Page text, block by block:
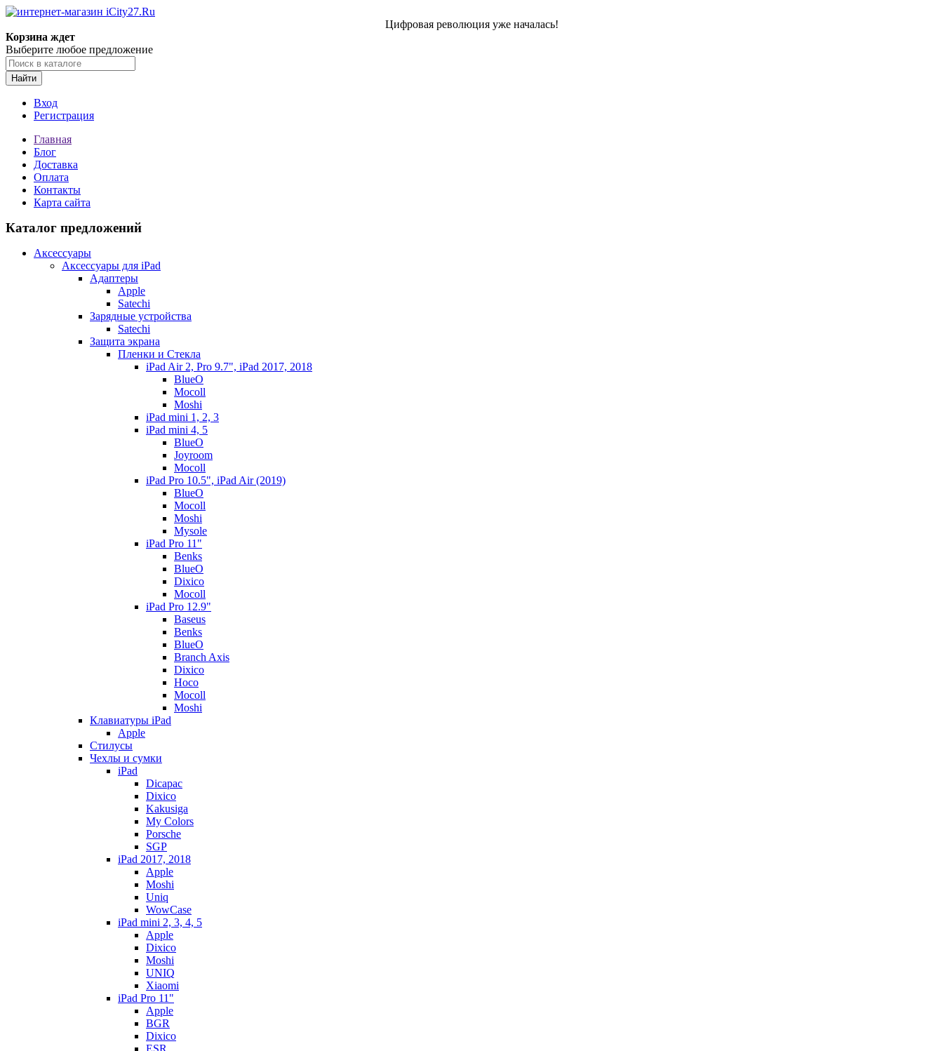
Цифровая революция уже началась!
Корзина ждет
Выберите любое предложение
Найти
Вход
Регистрация
Главная
Блог
Доставка
Оплата
Контакты
Карта сайта
Каталог предложений
Аксессуары
Аксессуары для iPad
Адаптеры
Apple
Satechi
Зарядные устройства
Satechi
Защита экрана
Пленки и Стекла
iPad Air 2, Pro 9.7", iPad 2017, 2018
BlueO
Mocoll
Moshi
iPad mini 1, 2, 3
iPad mini 4, 5
BlueO
Joyroom
Mocoll
iPad Pro 10.5", iPad Air (2019)
BlueO
Mocoll
Moshi
Mysole
iPad Pro 11"
Benks
BlueO
Dixico
Mocoll
iPad Pro 12.9"
Baseus
Benks
BlueO
Branch Axis
Dixico
Hoco
Mocoll
Moshi
Клавиатуры iPad
Apple
Стилусы
Чехлы и сумки
iPad
Dicapac
Dixico
Kakusiga
My Colors
Porsche
SGP
iPad 2017, 2018
Apple
Moshi
Uniq
WowCase
iPad mini 2, 3, 4, 5
Apple
Dixico
Moshi
UNIQ
Xiaomi
iPad Pro 11"
Apple
BGR
Dixico
ESR